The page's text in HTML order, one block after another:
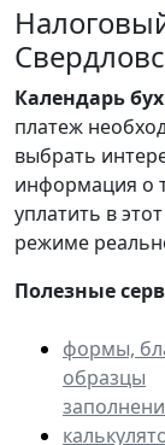
Календарь
платеж
выбрать
информация о
уплатить в
режиме
Полезные
формы,
образцы